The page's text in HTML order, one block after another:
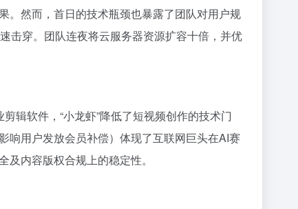
。然而，首日的技术瓶颈也暴露了团队对用户规
穿。团队连夜将云服务器资源扩容十倍，并优
辑软件，“小龙虾”降低了短视频创作的技术门
响用户发放会员补偿）体现了互联网巨头在AI赛
内容版权合规上的稳定性。